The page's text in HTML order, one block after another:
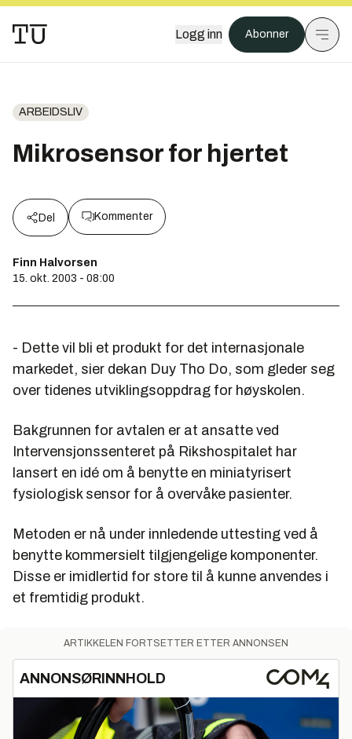
Logg inn Abonner
ARBEIDSLIV
Mikrosensor for hjertet
Del Kommenter
Finn Halvorsen
15. okt. 2003 - 08:00
- Dette vil bli et produkt for det internasjonale
markedet, sier dekan Duy Tho Do, som gleder seg
over tidenes utviklingsoppdrag for høyskolen.
Bakgrunnen for avtalen er at ansatte ved
Intervensjonssenteret på Rikshospitalet har
lansert en idé om å benytte en miniatyrisert
fysiologisk sensor for å overvåke pasienter.
Metoden er nå under innledende uttesting ved å
benytte kommersielt tilgjengelige komponenter.
Disse er imidlertid for store til å kunne anvendes i
et fremtidig produkt.
ARTIKKELEN FORTSETTER ETTER ANNONSEN
ANNONSØRINNHOLD